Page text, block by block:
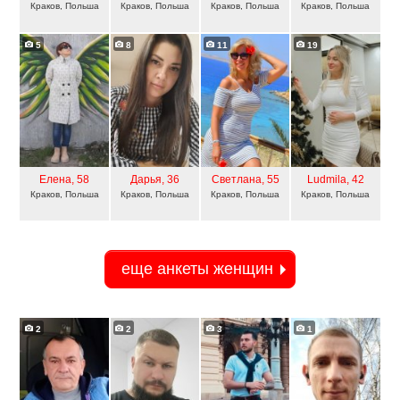
Краков, Польша Краков, Польша Краков, Польша Краков, Польша
5
Елена, 58
Краков, Польша
8
Дарья, 36
Краков, Польша
11
Светлана, 55
Краков, Польша
19
Ludmila, 42
Краков, Польша
еще анкеты женщин
2 2 3 1